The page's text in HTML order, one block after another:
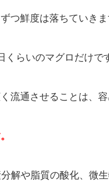
つ鮮度は落ちていきま
らいのマグロだけで
流通させることは、容
解や脂質の酸化、微